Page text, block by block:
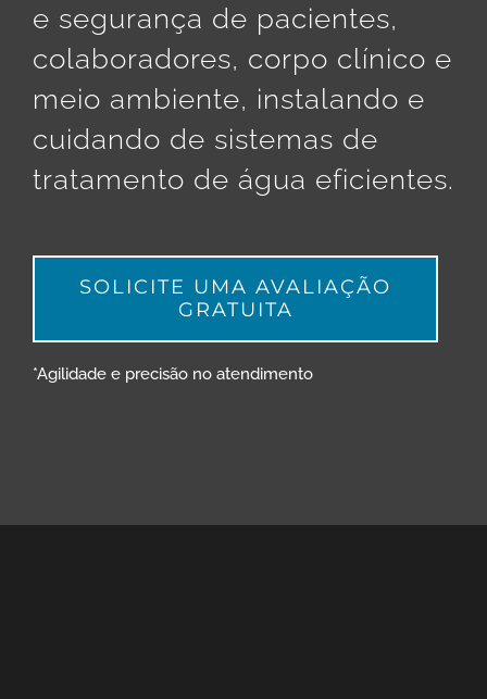
e segurança de pacientes,
colaboradores, corpo clínico e
meio ambiente, instalando e
cuidando de sistemas de
tratamento de água eficientes.
SOLICITE UMA AVALIAÇÃO
GRATUITA
*Agilidade e precisão no atendimento